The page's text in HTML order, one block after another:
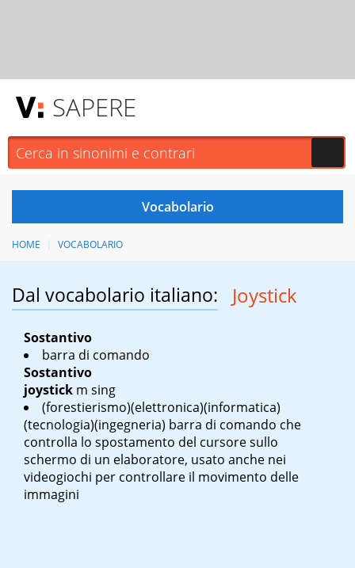
SAPERE
HOME VOCABOLARIO
Dal vocabolario italiano: Joystick
Sostantivo
barra di comando
Sostantivo
joystick m sing
(forestierismo)(elettronica)(informatica)
(tecnologia)(ingegneria) barra di comando che
controlla lo spostamento del cursore sullo
schermo di un elaboratore, usato anche nei
videogiochi per controllare il movimento delle
immagini